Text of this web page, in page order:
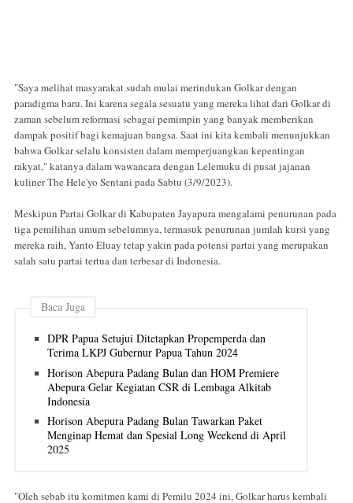
"Saya melihat masyarakat sudah mulai merindukan Golkar dengan
paradigma baru. Ini karena segala sesuatu yang mereka lihat dari Golkar di
zaman sebelum reformasi sebagai pemimpin yang banyak memberikan
dampak positif bagi kemajuan bangsa. Saat ini kita kembali menunjukkan
bahwa Golkar selalu konsisten dalam memperjuangkan kepentingan
rakyat," katanya dalam wawancara dengan Lelemuku di pusat jajanan
kuliner The Hele'yo Sentani pada Sabtu (3/9/2023).
Meskipun Partai Golkar di Kabupaten Jayapura mengalami penurunan pada
tiga pemilihan umum sebelumnya, termasuk penurunan jumlah kursi yang
mereka raih, Yanto Eluay tetap yakin pada potensi partai yang merupakan
salah satu partai tertua dan terbesar di Indonesia.
Baca Juga
DPR Papua Setujui Ditetapkan Propemperda dan
Terima LKPJ Gubernur Papua Tahun 2024
Horison Abepura Padang Bulan dan HOM Premiere
Abepura Gelar Kegiatan CSR di Lembaga Alkitab
Indonesia
Horison Abepura Padang Bulan Tawarkan Paket
Menginap Hemat dan Spesial Long Weekend di April
2025
"Oleh sebab itu komitmen kami di Pemilu 2024 ini, Golkar harus kembali